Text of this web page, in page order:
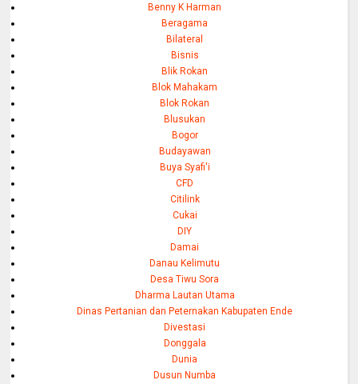
Benny K Harman
Beragama
Bilateral
Bisnis
Blik Rokan
Blok Mahakam
Blok Rokan
Blusukan
Bogor
Budayawan
Buya Syafi'i
CFD
Citilink
Cukai
DIY
Damai
Danau Kelimutu
Desa Tiwu Sora
Dharma Lautan Utama
Dinas Pertanian dan Peternakan Kabupaten Ende
Divestasi
Donggala
Dunia
Dusun Numba